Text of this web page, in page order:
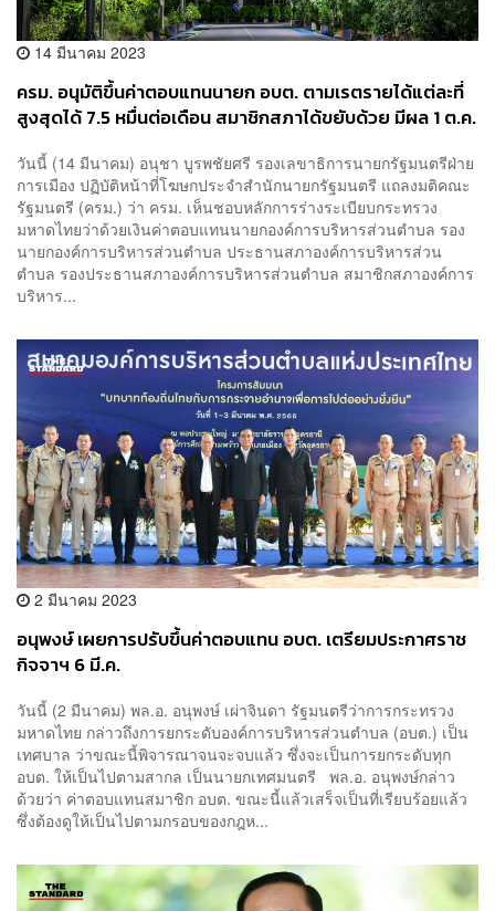
14 มีนาคม 2023
ครม. อนุมัติขึ้นค่าตอบแทนนายก อบต. ตามเรตรายได้แต่ละที่
สูงสุดได้ 7.5 หมื่นต่อเดือน สมาชิกสภาได้ขยับด้วย มีผล 1 ต.ค.
วันนี้ (14 มีนาคม) อนุชา บูรพชัยศรี รองเลขาธิการนายกรัฐมนตรีฝ่าย
การเมือง ปฏิบัติหน้าที่โฆษกประจำสำนักนายกรัฐมนตรี แถลงมติคณะ
รัฐมนตรี (ครม.) ว่า ครม. เห็นชอบหลักการร่างระเบียบกระทรวง
มหาดไทยว่าด้วยเงินค่าตอบแทนนายกองค์การบริหารส่วนตำบล รอง
นายกองค์การบริหารส่วนตำบล ประธานสภาองค์การบริหารส่วน
ตำบล รองประธานสภาองค์การบริหารส่วนตำบล สมาชิกสภาองค์การ
บริหาร...
2 มีนาคม 2023
อนุพงษ์ เผยการปรับขึ้นค่าตอบแทน อบต. เตรียมประกาศราช
กิจจาฯ 6 มี.ค.
วันนี้ (2 มีนาคม) พล.อ. อนุพงษ์ ​เผ่าจินดา​ รัฐมนตรีว่าการกระทรวง
มหาดไทย กล่าวถึงการยกระดับองค์การบริหารส่วนตำบล (อบต.) เป็น
เทศบาล ว่าขณะนี้พิจารณาจนจะจบแล้ว ซึ่งจะเป็นการยกระดับทุก
อบต. ให้เป็นไปตามสากล​ เป็นนายกเทศมนตรี พล.อ. อนุพงษ์กล่าว
ด้วยว่า ค่าตอบแทนสมาชิก อบต. ขณะนี้แล้วเสร็จเป็นที่เรียบร้อยแล้ว
ซึ่งต้องดูให้เป็นไปตามกรอบของกฎห...